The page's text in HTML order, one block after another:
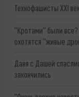
Технофашисты XXI
"Кротами" были все?
охотятся "живые
Даня с Дашей
закончились